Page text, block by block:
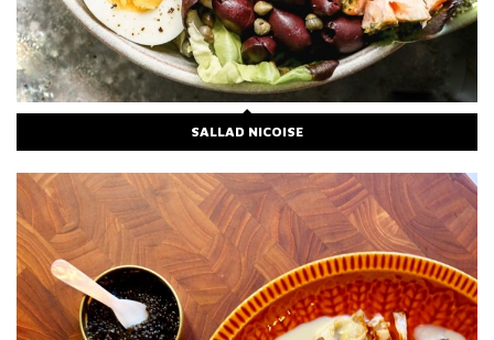
SALLAD NICOISE